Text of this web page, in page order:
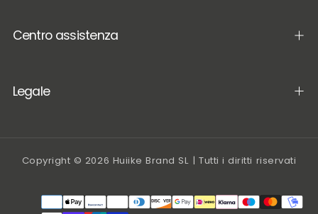
Centro assistenza
Legale
Copyright © 2026 Huiike Brand SL | Tutti i diritti riservati
Metodi